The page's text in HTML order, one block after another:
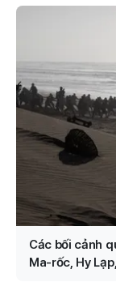
Các bối cảnh
Ma-rốc, Hy